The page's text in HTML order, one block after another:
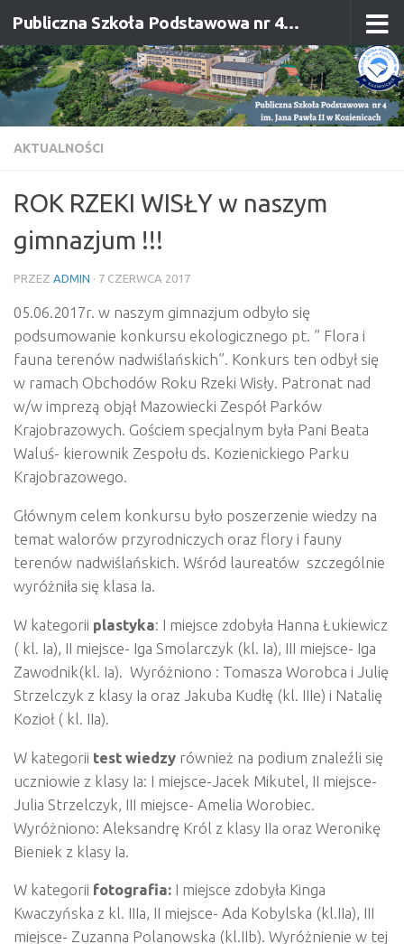
Przejdź do treści Publiczna Szkoła Podstawowa nr 4 im. Jana Pawła II w Kozienicach
AKTUALNOŚCI
ROK RZEKI WISŁY w naszym
gimnazjum !!!
PRZEZ ADMIN · 7 CZERWCA 2017
05.06.2017r. w naszym gimnazjum odbyło się
podsumowanie konkursu ekologicznego pt. ” Flora i
fauna terenów nadwiślańskich”. Konkurs ten odbył się
w ramach Obchodów Roku Rzeki Wisły. Patronat nad
w/w imprezą objął Mazowiecki Zespół Parków
Krajobrazowych. Gościem specjalnym była Pani Beata
Waluś- kierownik Zespołu ds. Kozienickiego Parku
Krajobrazowego.
Głównym celem konkursu było poszerzenie wiedzy na
temat walorów przyrodniczych oraz flory i fauny
terenów nadwiślańskich. Wśród laureatów szczególnie
wyróżniła się klasa Ia.
W kategorii plastyka: I miejsce zdobyła Hanna Łukiewicz
( kl. Ia), II miejsce- Iga Smolarczyk (kl. Ia), III miejsce- Iga
Zawodnik(kl. Ia). Wyróżniono : Tomasza Worobca i Julię
Strzelczyk z klasy Ia oraz Jakuba Kudłę (kl. IIIe) i Natalię
Kozioł ( kl. IIa).
W kategorii test wiedzy również na podium znaleźli się
uczniowie z klasy Ia: I miejsce-Jacek Mikutel, II miejsce-
Julia Strzelczyk, III miejsce- Amelia Worobiec.
Wyróżniono: Aleksandrę Król z klasy IIa oraz Weronikę
Bieniek z klasy Ia.
W kategorii fotografia: I miejsce zdobyła Kinga
Kwaczyńska z kl. IIIa, II miejsce- Ada Kobylska (kl.IIa), III
miejsce- Zuzanna Polanowska (kl.IIb). Wyróżnienie w tej